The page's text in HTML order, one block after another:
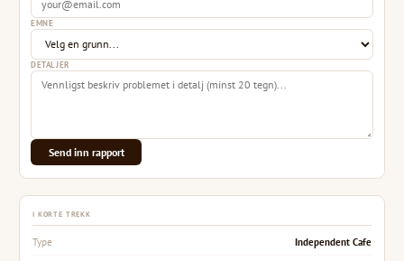
EMNE
DETALJER
Send inn rapport
I KORTE TREKK
Type Independent Cafe